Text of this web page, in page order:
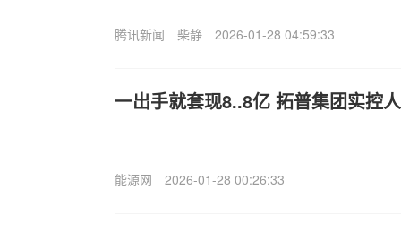
腾讯新闻 柴静 2026-01-28 04:59:33
一出手就套现8..8亿 拓普集团实控
能源网 2026-01-28 00:26:33